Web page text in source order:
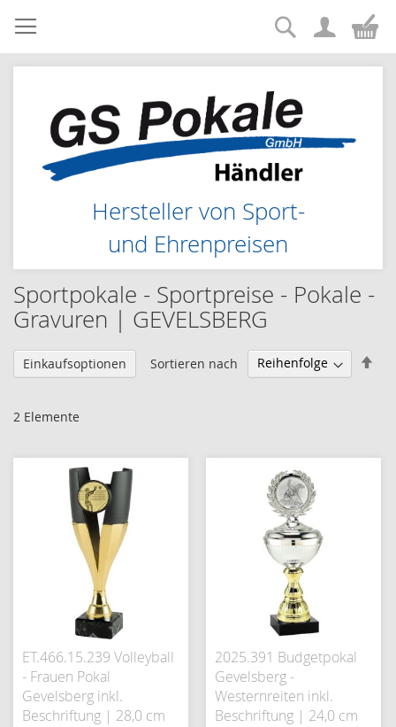
Zum
Inhalt
springen
Hersteller von Sport-
und Ehrenpreisen
Suche
Sportpokale - Sportpreise - Pokale -
Gravuren | GEVELSBERG
Einkaufsoptionen
2 Elemente
Sortieren nach
ET.466.15.239 Volleyball
- Frauen Pokal
Gevelsberg inkl.
Beschriftung | 28,0 cm
2025.391 Budgetpokal
Gevelsberg -
Westernreiten inkl.
Beschriftung | 24,0 cm